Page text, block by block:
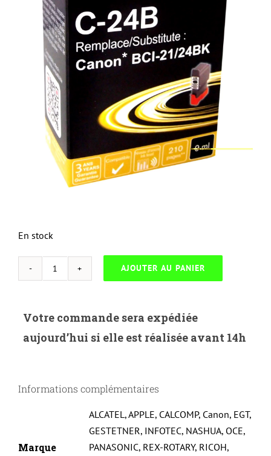
En stock
quantité
C-
24B-
S300/BJC4000-
AJOUTER AU PANIER
Votre commande sera expédiée
aujourd’hui si elle est réalisée avant 14h
Informations complémentaires
Marque
ALCATEL ,APPLE, CALCOMP, Canon, EGT,
GESTETNER, INFOTEC, NASHUA, OCE,
PANASONIC, REX-ROTARY, RICOH,